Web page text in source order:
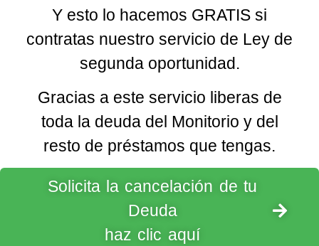
Y esto lo hacemos GRATIS si
contratas nuestro servicio de Ley de
segunda oportunidad.
Gracias a este servicio liberas de
toda la deuda del Monitorio y del
resto de préstamos que tengas.
Solicita la cancelación de tu
Deuda
haz clic aquí